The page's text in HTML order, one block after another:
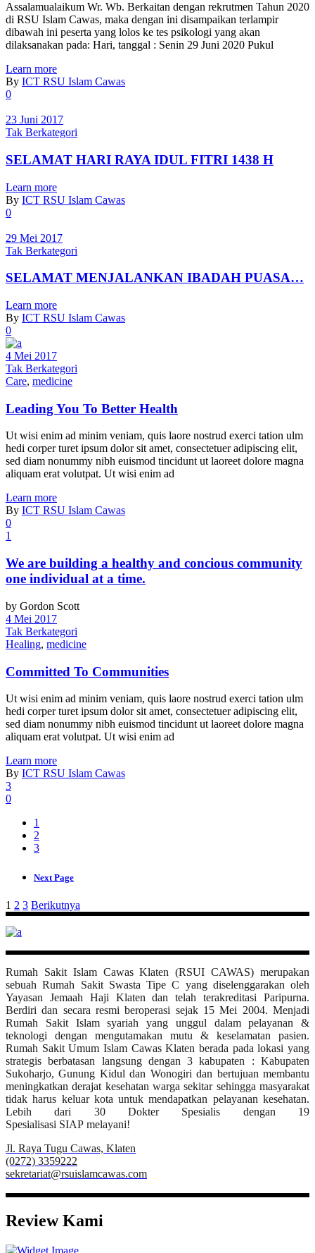
Assalamualaikum Wr. Wb. Berkaitan dengan rekrutmen Tahun 2020
di RSU Islam Cawas, maka dengan ini disampaikan terlampir
dibawah ini peserta yang lolos ke tes psikologi yang akan
dilaksanakan pada: Hari, tanggal : Senin 29 Juni 2020 Pukul
Learn more
By ICT RSU Islam Cawas
0
23 Juni 2017
Tak Berkategori
SELAMAT HARI RAYA IDUL FITRI 1438 H
Learn more
By ICT RSU Islam Cawas
0
29 Mei 2017
Tak Berkategori
SELAMAT MENJALANKAN IBADAH PUASA…
Learn more
By ICT RSU Islam Cawas
0
4 Mei 2017
Tak Berkategori
Care, medicine
Leading You To Better Health
Ut wisi enim ad minim veniam, quis laore nostrud exerci tation ulm
hedi corper turet ipsum dolor sit amet, consectetuer adipiscing elit,
sed diam nonummy nibh euismod tincidunt ut laoreet dolore magna
aliquam erat volutpat. Ut wisi enim ad
Learn more
By ICT RSU Islam Cawas
0
1
We are building a healthy and concious community
one individual at a time.
by Gordon Scott
4 Mei 2017
Tak Berkategori
Healing, medicine
Committed To Communities
Ut wisi enim ad minim veniam, quis laore nostrud exerci tation ulm
hedi corper turet ipsum dolor sit amet, consectetuer adipiscing elit,
sed diam nonummy nibh euismod tincidunt ut laoreet dolore magna
aliquam erat volutpat. Ut wisi enim ad
Learn more
By ICT RSU Islam Cawas
3
0
1
2
3
Next Page
Navigasi
pos
1 2 3 Berikutnya
Rumah Sakit Islam Cawas Klaten (RSUI CAWAS) merupakan
sebuah Rumah Sakit Swasta Tipe C yang diselenggarakan oleh
Yayasan Jemaah Haji Klaten dan telah terakreditasi Paripurna.
Berdiri dan secara resmi beroperasi sejak 15 Mei 2004. Menjadi
Rumah Sakit Islam syariah yang unggul dalam pelayanan &
teknologi dengan mengutamakan mutu & keselamatan pasien.
Rumah Sakit Umum Islam Cawas Klaten berada pada lokasi yang
strategis berbatasan langsung dengan 3 kabupaten : Kabupaten
Sukoharjo, Gunung Kidul dan Wonogiri dan bertujuan membantu
meningkatkan derajat kesehatan warga sekitar sehingga masyarakat
tidak harus keluar kota untuk mendapatkan pelayanan kesehatan.
Lebih dari 30 Dokter Spesialis dengan 19
Spesialisasi SIAP melayani!
Jl. Raya Tugu Cawas, Klaten
(0272) 3359222
sekretariat@rsuislamcawas.com
Review Kami